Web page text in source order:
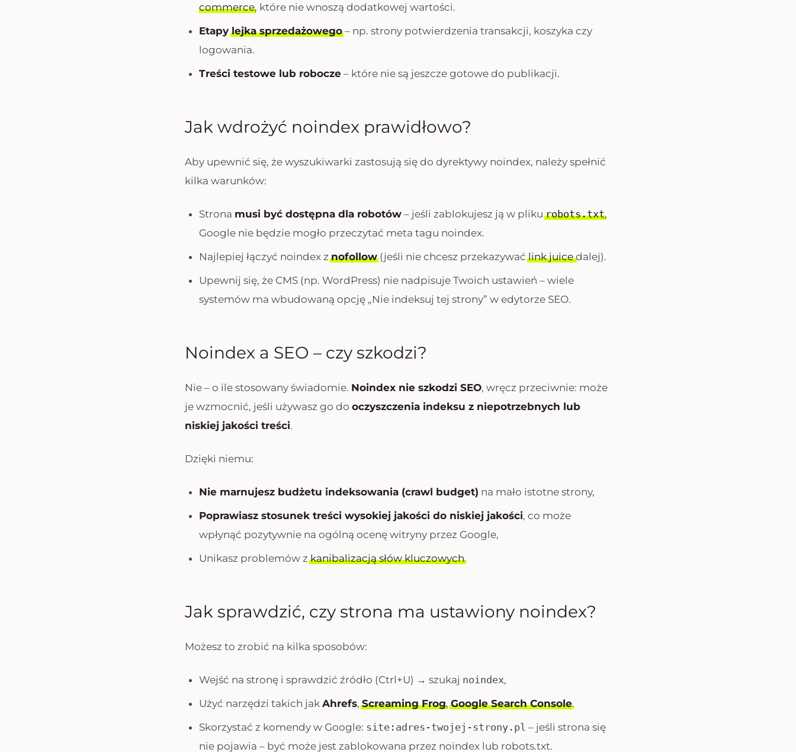
commerce, które nie wnoszą dodatkowej wartości.
Etapylejka sprzedażowego– np. strony potwierdzenia transakcji, koszyka czy
logowania.
Treści testowe lub robocze – które nie są jeszcze gotowe do publikacji.
Jak wdrożyć noindex prawidłowo?
Aby upewnić się, że wyszukiwarki zastosują się do dyrektywy noindex, należy spełnić
kilka warunków:
Strona musi być dostępna dla robotów – jeśli zablokujesz ją w plikurobots.txt,
Google nie będzie mogło przeczytać meta tagu noindex.
Najlepiej łączyć noindex znofollow(jeśli nie chcesz przekazywaćlink juicedalej).
Upewnij się, że CMS (np. WordPress) nie nadpisuje Twoich ustawień – wiele
systemów ma wbudowaną opcję „Nie indeksuj tej strony” w edytorze SEO.
Noindex a SEO – czy szkodzi?
Nie – o ile stosowany świadomie. Noindex nie szkodzi SEO, wręcz przeciwnie: może
je wzmocnić, jeśli używasz go do oczyszczenia indeksu z niepotrzebnych lub
niskiej jakości treści.
Dzięki niemu:
Nie marnujesz budżetu indeksowania (crawl budget) na mało istotne strony,
Poprawiasz stosunek treści wysokiej jakości do niskiej jakości, co może
wpłynąć pozytywnie na ogólną ocenę witryny przez Google,
Unikasz problemów zkanibalizacją słów kluczowych.
Jak sprawdzić, czy strona ma ustawiony noindex?
Możesz to zrobić na kilka sposobów:
Wejść na stronę i sprawdzić źródło (Ctrl+U) → szukaj noindex,
Użyć narzędzi takich jak Ahrefs,Screaming Frog,Google Search Console.
Skorzystać z komendy w Google: site:adres-twojej-strony.pl – jeśli strona się
nie pojawia – być może jest zablokowana przez noindex lub robots.txt.